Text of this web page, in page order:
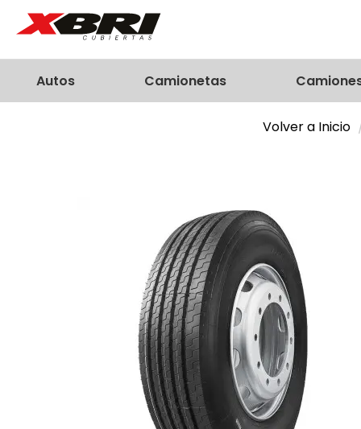
Autos Camionetas
Volver a Inicio